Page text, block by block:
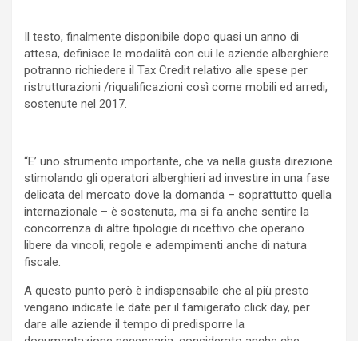
Il testo, finalmente disponibile dopo quasi un anno di
attesa, definisce le modalità con cui le aziende alberghiere
potranno richiedere il Tax Credit relativo alle spese per
ristrutturazioni /riqualificazioni così come mobili ed arredi,
sostenute nel 2017.
“E’ uno strumento importante, che va nella giusta direzione
stimolando gli operatori alberghieri ad investire in una fase
delicata del mercato dove la domanda – soprattutto quella
internazionale – è sostenuta, ma si fa anche sentire la
concorrenza di altre tipologie di ricettivo che operano
libere da vincoli, regole e adempimenti anche di natura
fiscale.
A questo punto però è indispensabile che al più presto
vengano indicate le date per il famigerato click day, per
dare alle aziende il tempo di predisporre la